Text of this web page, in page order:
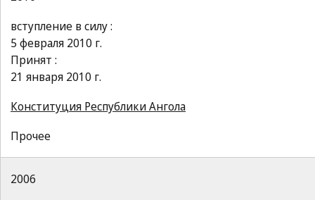
вступление в силу :
5 февраля 2010 г.
Принят :
21 января 2010 г.
Конституция Республики Ангола
Прочее
2006